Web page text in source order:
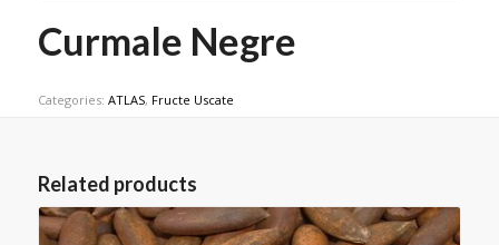
Curmale Negre
Categories: ATLAS, Fructe Uscate
Related products